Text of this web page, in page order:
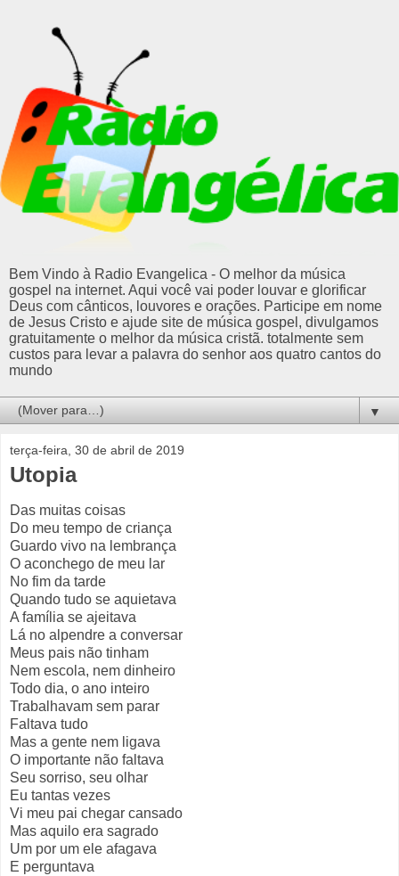
Bem Vindo à Radio Evangelica - O melhor da música
gospel na internet. Aqui você vai poder louvar e glorificar
Deus com cânticos, louvores e orações. Participe em nome
de Jesus Cristo e ajude site de música gospel, divulgamos
gratuitamente o melhor da música cristã. totalmente sem
custos para levar a palavra do senhor aos quatro cantos do
mundo
▼
terça-feira, 30 de abril de 2019
Utopia
Das muitas coisas
Do meu tempo de criança
Guardo vivo na lembrança
O aconchego de meu lar
No fim da tarde
Quando tudo se aquietava
A família se ajeitava
Lá no alpendre a conversar
Meus pais não tinham
Nem escola, nem dinheiro
Todo dia, o ano inteiro
Trabalhavam sem parar
Faltava tudo
Mas a gente nem ligava
O importante não faltava
Seu sorriso, seu olhar
Eu tantas vezes
Vi meu pai chegar cansado
Mas aquilo era sagrado
Um por um ele afagava
E perguntava